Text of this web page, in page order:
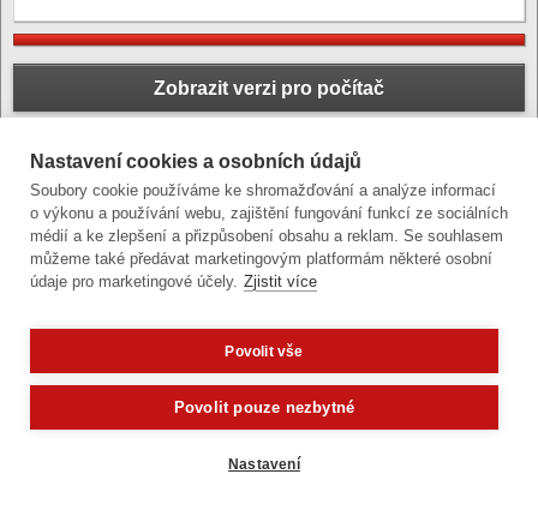
Zobrazit verzi pro počítač
vývoj|správa obsahu | design:
přístupnost|gdpr| cookies,nastavení cookies
© statutární město Olomouc
Nastavení cookies a osobních údajů
Soubory cookie používáme ke shromažďování a analýze informací
o výkonu a používání webu, zajištění fungování funkcí ze sociálních
médií a ke zlepšení a přizpůsobení obsahu a reklam. Se souhlasem
můžeme také předávat marketingovým platformám některé osobní
údaje pro marketingové účely. Zjistit více
Povolit vše
Povolit pouze nezbytné
Nastavení
Potřebujete poradit?Zep